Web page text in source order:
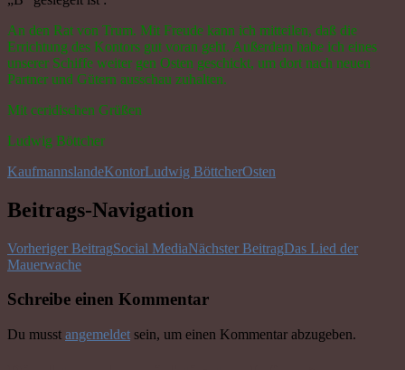
An den Rat von Trum. Mit Freude kann ich mitteilen, daß die
Errichtung des Kontors gut voran geht. Außerdem habe ich eines
unserer Schiffe weiter gen Osten geschickt, um dort nach neuen
Partner und Gütern ausschau zuhalten.
Mit ceridischen Grüßen
Ludwig Böttcher
KaufmannslandeKontorLudwig BöttcherOsten
Beitrags-Navigation
Vorheriger BeitragSocial MediaNächster BeitragDas Lied der
Mauerwache
Schreibe einen Kommentar
Du musst angemeldet sein, um einen Kommentar abzugeben.